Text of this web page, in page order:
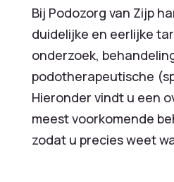
Bij Podozorg van Zijp
duidelijke en eerlijke
onderzoek,
podotherapeutische
Hieronder vindt u een
meest voorkomende
zodat u precies weet